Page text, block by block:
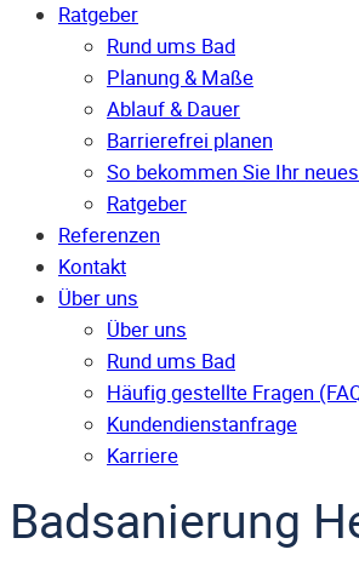
Ratgeber
Rund ums Bad
Planung & Maße
Ablauf & Dauer
Barrierefrei planen
So bekommen Sie Ihr
Ratgeber
Referenzen
Kontakt
Über uns
Über uns
Rund ums Bad
Häufig gestellte Fragen
Kunden­dienst­anfrage
Karriere
Badsanierung